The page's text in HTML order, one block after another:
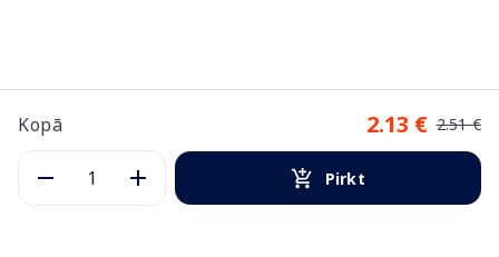
Kopā 2.13 € 2.51 €
Pirkt